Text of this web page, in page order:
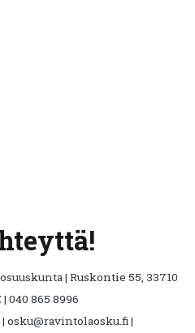
| Ruskontie 55, 33710
| 040 865 8996
osku@ravintolaosku.fi |